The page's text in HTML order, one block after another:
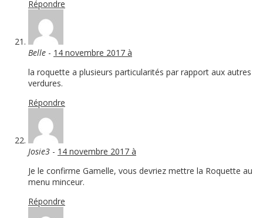
Répondre
Belle - 14 novembre 2017 à
la roquette a plusieurs particularités par rapport aux autres
verdures.
Répondre
Josie3 - 14 novembre 2017 à
Je le confirme Gamelle, vous devriez mettre la Roquette au
menu minceur.
Répondre